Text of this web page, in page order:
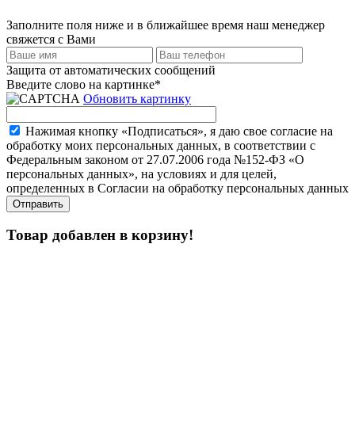
Заполните поля ниже и в ближайшее время наш менеджер
свяжется с Вами
Защита от автоматических сообщений
Введите слово на картинке*
Обновить картинку
Нажимая кнопку «Подписаться», я даю свое согласие на
обработку моих персональных данных, в соответствии с
Федеральным законом от 27.07.2006 года №152-ФЗ «О
персональных данных», на условиях и для целей,
определенных в Согласии на обработку персональных данных
Товар добавлен в корзину!